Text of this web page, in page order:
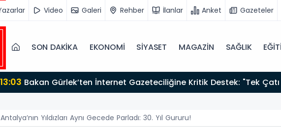
Video Galeri Rehber İlanlar Anket Gazeteler
SON DAKİKA EKONOMİ SİYASET MAGAZİN SAĞLIK
13:03
Düzenlemeye Hazırız"
Antalya’nın Yıldızları Aynı Gecede Parladı: 30. Yıl Gururu!